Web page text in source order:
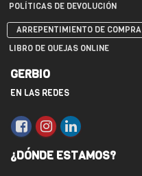
POLÍTICAS DE DEVOLUCIÓN
ARREPENTIMIENTO DE COMPRA
LIBRO DE QUEJAS ONLINE
GERBIO
EN LAS REDES
¿DÓNDE ESTAMOS?